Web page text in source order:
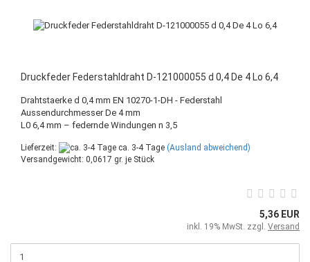
Druckfeder Federstahldraht D-121000055 d 0,4 De 4 Lo 6,4
Drahtstaerke d 0,4 mm EN 10270-1-DH - Federstahl
Aussendurchmesser De 4 mm
L0 6,4 mm – federnde Windungen n 3,5
Lieferzeit: ca. 3-4 Tage (Ausland abweichend)
Versandgewicht: 0,0617 gr. je Stück
5,36 EUR
inkl. 19% MwSt. zzgl. Versand